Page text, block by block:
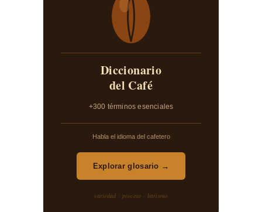
Diccionario
del Café
+300 términos esenciales
Habla el idioma del cafetero
Explorar glosario →
variedad · proceso · barismo